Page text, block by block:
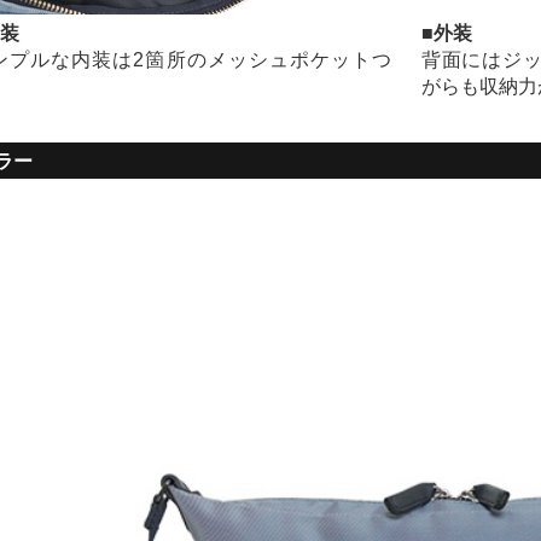
プルな内装は2箇所のメッシュポケットつ
■外装
背面にはジ
がらも収納
ー